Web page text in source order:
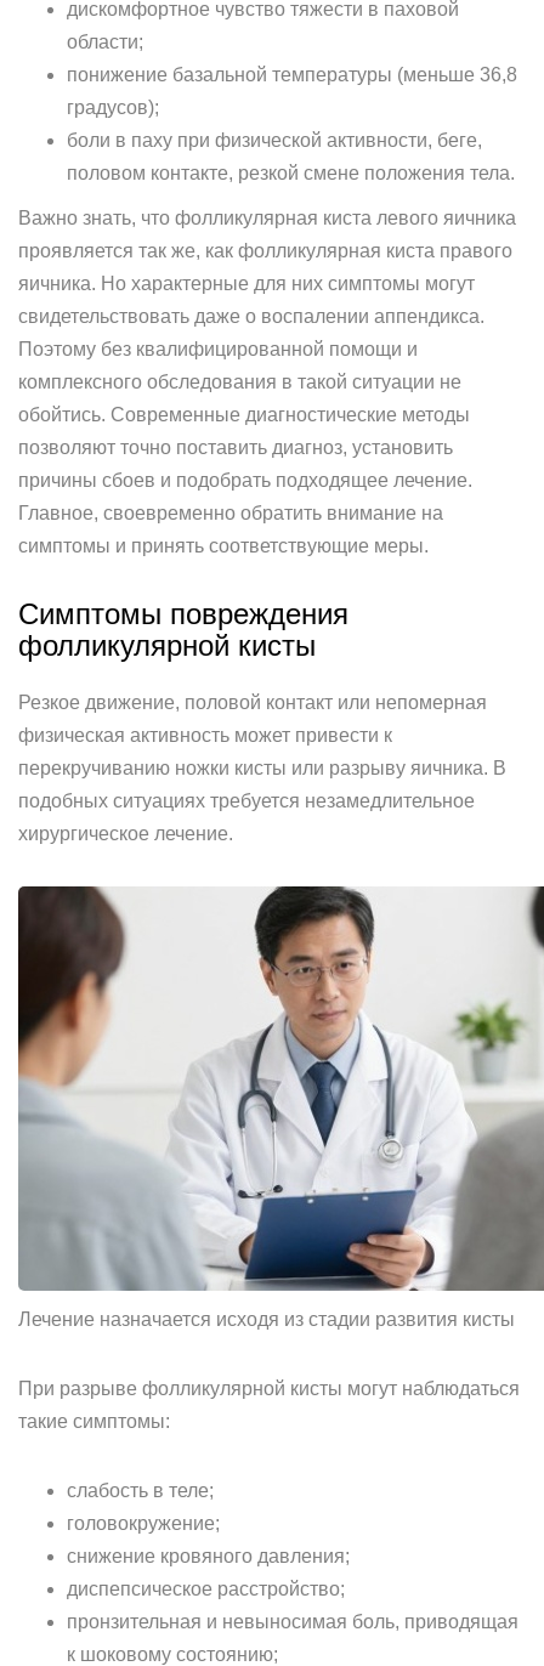
дискомфортное чувство тяжести в паховой
области;
понижение базальной температуры (меньше 36,8
градусов);
боли в паху при физической активности, беге,
половом контакте, резкой смене положения тела.
Важно знать, что фолликулярная киста левого яичника
проявляется так же, как фолликулярная киста правого
яичника. Но характерные для них симптомы могут
свидетельствовать даже о воспалении аппендикса.
Поэтому без квалифицированной помощи и
комплексного обследования в такой ситуации не
обойтись. Современные диагностические методы
позволяют точно поставить диагноз, установить
причины сбоев и подобрать подходящее лечение.
Главное, своевременно обратить внимание на
симптомы и принять соответствующие меры.
Симптомы повреждения
фолликулярной кисты
Резкое движение, половой контакт или непомерная
физическая активность может привести к
перекручиванию ножки кисты или разрыву яичника. В
подобных ситуациях требуется незамедлительное
хирургическое лечение.
Лечение назначается исходя из стадии развития кисты
При разрыве фолликулярной кисты могут наблюдаться
такие симптомы:
слабость в теле;
головокружение;
снижение кровяного давления;
диспепсическое расстройство;
пронзительная и невыносимая боль, приводящая
к шоковому состоянию;